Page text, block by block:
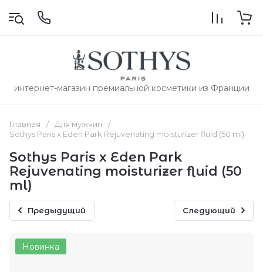
интернет-магазин премиальной косметики из Франции
Главная / Для мужчин
/
Sothys Paris x Eden Park Rejuvenating moisturizer fluid (50 ml)
Sothys Paris x Eden Park
Rejuvenating moisturizer fluid (50
ml)
Предыдущий Следующий
Новинка